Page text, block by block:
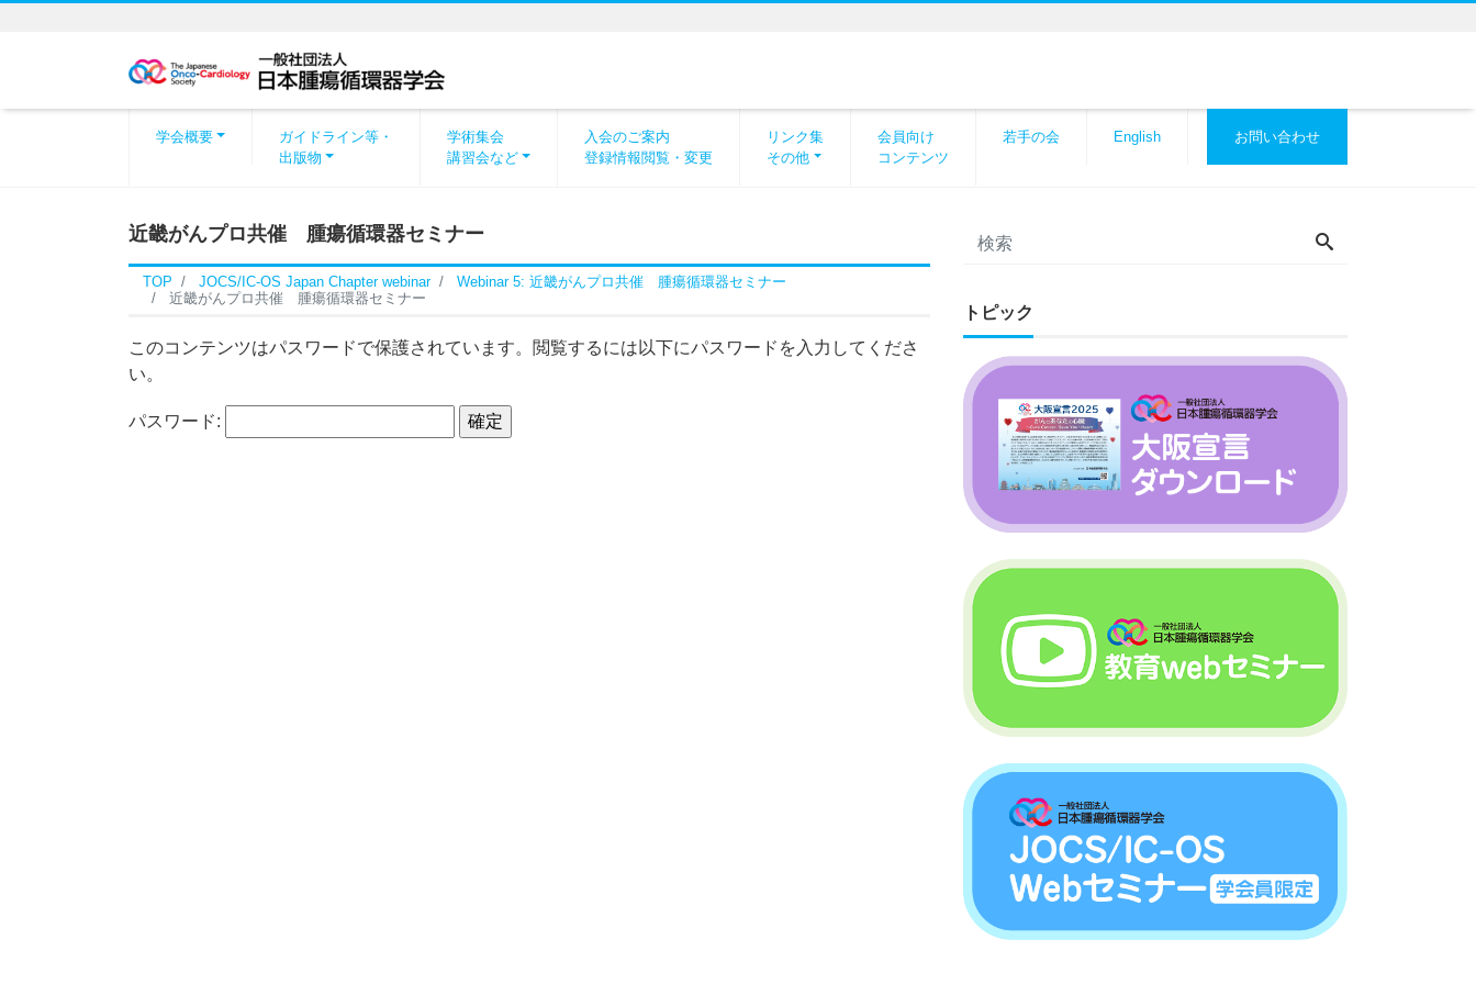
学会概要
ガイドライン等・
出版物
学術集会
講習会など
入会のご案内
登録情報閲覧・変更
リンク集
その他
会員向け
コンテンツ
若手の会 English お問い合わせ
近畿がんプロ共催 腫瘍循環器セミナー
TOP JOCS/IC-OS Japan Chapter webinar
Webinar 5: 近畿がんプロ共催 腫瘍循環器セミナー
近畿がんプロ共催 腫瘍循環器セミナー
このコンテンツはパスワードで保護されています。閲覧するには以下にパスワードを入力してくださ
い。
パスワード:
トピック